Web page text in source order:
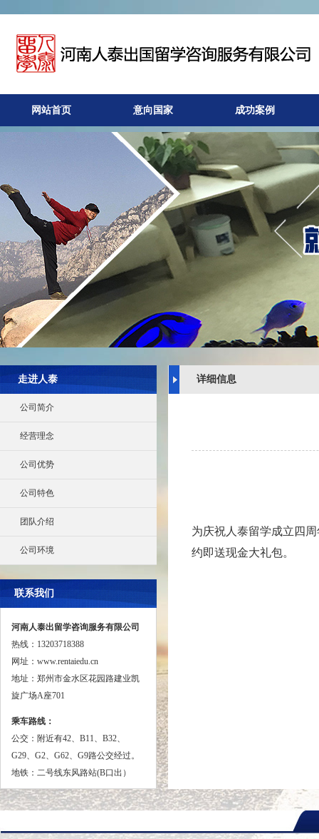
网站首页 意向国家 成功案例
走进人泰
公司简介
经营理念
公司优势
公司特色
团队介绍
公司环境
联系我们
河南人泰出留学咨询服务有限公司
热线：13203718388
网址：www.rentaiedu.cn
地址：郑州市金水区花园路建业凯
旋广场A座701
乘车路线：
公交： 附近有42、B11、B32、
G29、G2、G62、G9路公交经过。
地铁：二号线东风路站(B口出）
详细信息
为庆祝人泰留学成立四
约即送现金大礼包。